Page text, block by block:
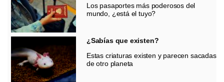
Los pasaportes más poderosos del
mundo, ¿está el tuyo?
¿Sabías que existen?
Estas criaturas existen y parecen sacadas
de otro planeta